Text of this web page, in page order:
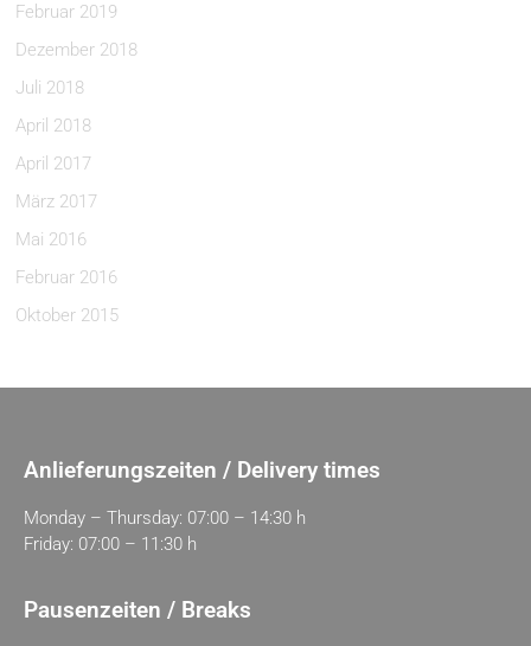
Februar 2019
Dezember 2018
Juli 2018
April 2018
April 2017
März 2017
Mai 2016
Februar 2016
Oktober 2015
Anlieferungszeiten / Delivery times
Monday – Thursday: 07:00 – 14:30 h
Friday: 07:00 – 11:30 h
Pausenzeiten / Breaks